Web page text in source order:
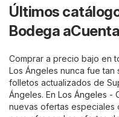
Últimos
Bodega
Comprar a precio bajo en
Los Ángeles nunca fue tan
folletos actualizados de
Ángeles. En Los Ángeles -
nuevas ofertas especiales